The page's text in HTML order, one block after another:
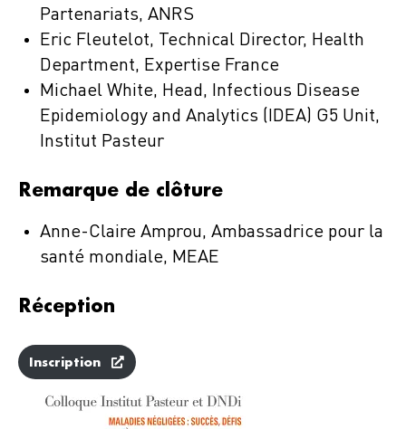
Partenariats, ANRS
Eric Fleutelot, Technical Director, Health
Department, Expertise France
Michael White, Head, Infectious Disease
Epidemiology and Analytics (IDEA) G5 Unit,
Institut Pasteur
Remarque de clôture
Anne-Claire Amprou, Ambassadrice pour la
santé mondiale, MEAE
Réception
Inscription